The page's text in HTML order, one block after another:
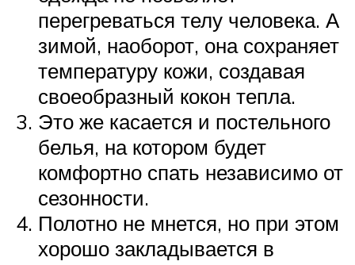
перегреваться телу человека. А
зимой, наоборот, она сохраняет
температуру кожи, создавая
своеобразный кокон тепла.
Это же касается и постельного
белья, на котором будет
комфортно спать независимо от
сезонности.
Полотно не мнется, но при этом
хорошо закладывается в